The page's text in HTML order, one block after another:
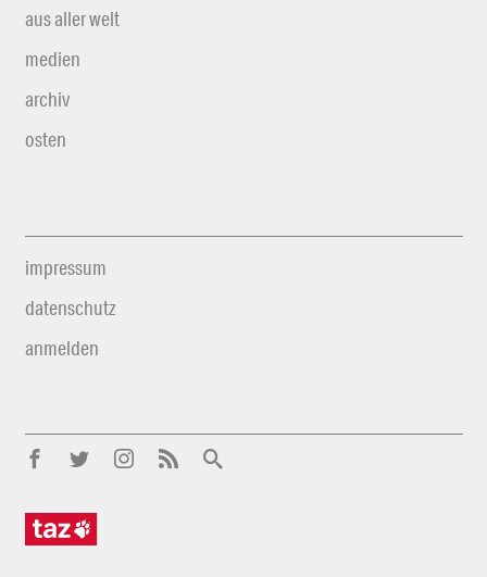
aus aller welt
medien
archiv
osten
impressum
datenschutz
anmelden